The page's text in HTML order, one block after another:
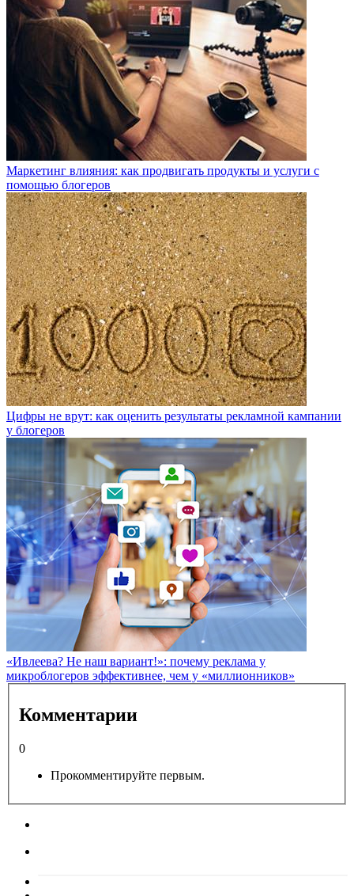
Маркетинг влияния: как продвигать продукты и услуги с
помощью блогеров
Цифры не врут: как оценить результаты рекламной кампании
у блогеров
«Ивлеева? Не наш вариант!»: почему реклама у
микроблогеров эффективнее, чем у «миллионников»
Комментарии
0
Прокомментируйте первым.